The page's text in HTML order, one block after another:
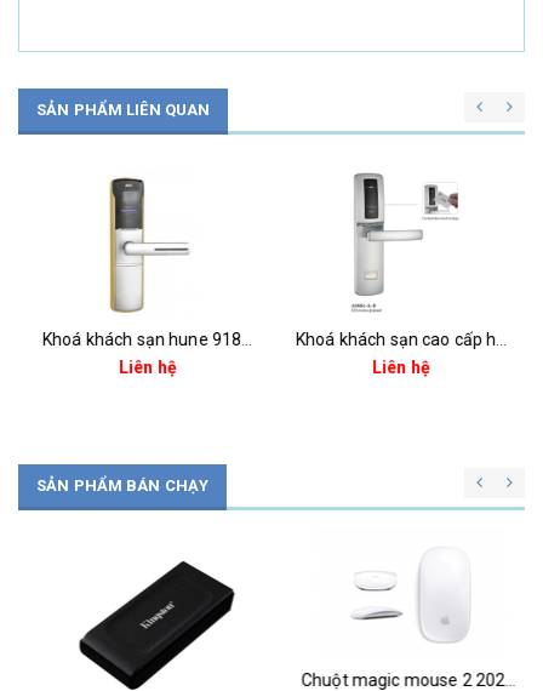
SẢN PHẨM LIÊN QUAN
Khoá khách sạn hune 918slp-2-d
Liên hệ
Khoá khách sạn cao cấp hune 029ss-5-d
Liên hệ
SẢN PHẨM BÁN CHẠY
Chuột magic mouse 2 2021 za/a